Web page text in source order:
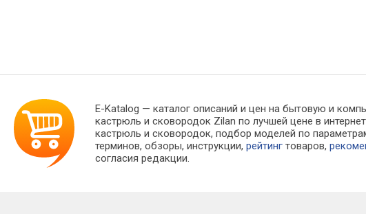
E-Katalog — каталог описаний и цен на бытовую и
кастрюль и сковородок Zilan по лучшей цене в
кастрюль и сковородок, подбор моделей по
терминов, обзоры, инструкции,рейтинг товаров,
согласия редакции.